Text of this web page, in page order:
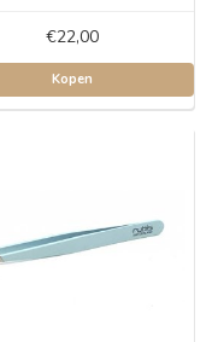
€22,00
Kopen